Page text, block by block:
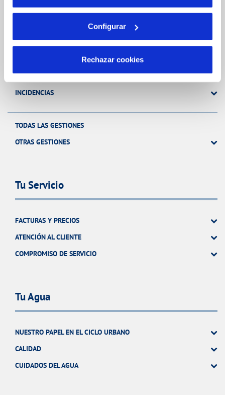
Configurar
Rechazar cookies
Gestiones Online
FACTURAS, PAGOS Y CONSUMOS
MODIFICACIÓN DE DATOS
INCIDENCIAS
TODAS LAS GESTIONES
OTRAS GESTIONES
Tu Servicio
FACTURAS Y PRECIOS
ATENCIÓN AL CLIENTE
COMPROMISO DE SERVICIO
Tu Agua
NUESTRO PAPEL EN EL CICLO URBANO
CALIDAD
CUIDADOS DEL AGUA